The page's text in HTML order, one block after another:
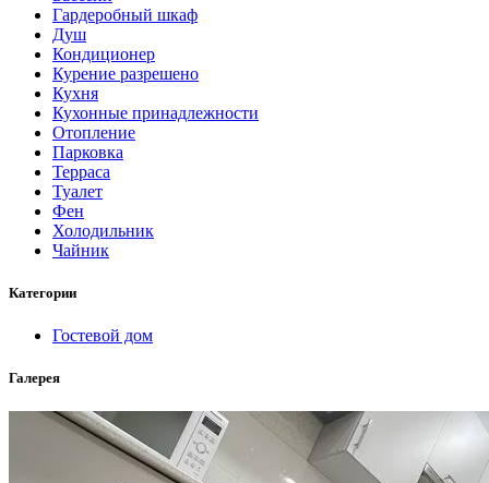
Гардеробный шкаф
Душ
Кондиционер
Курение разрешено
Кухня
Кухонные принадлежности
Отопление
Парковка
Терраса
Туалет
Фен
Холодильник
Чайник
Категории
Гостевой дом
Галерея